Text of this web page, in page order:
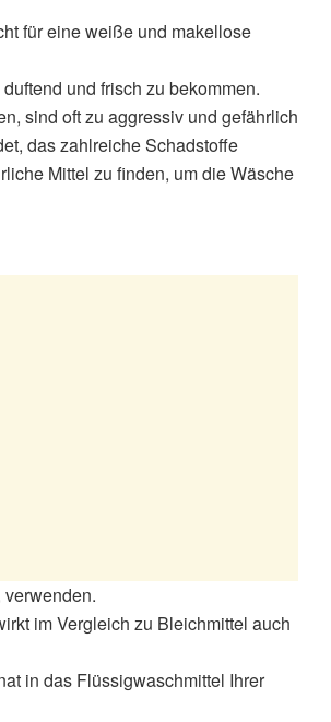
für eine weiße und makellose
und frisch zu bekommen.
sind oft zu aggressiv und gefährlich
das zahlreiche Schadstoffe
Mittel zu finden, um die Wäsche
im Vergleich zu Bleichmittel auch
in das Flüssigwaschmittel Ihrer